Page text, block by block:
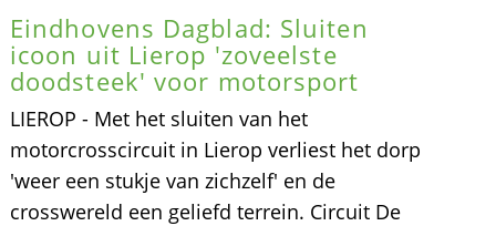
Eindhovens Dagblad: Sluiten
icoon uit Lierop 'zoveelste
doodsteek' voor motorsport
LIEROP - Met het sluiten van het
motorcrosscircuit in Lierop verliest het dorp
'weer een stukje van zichzelf' en de
crosswereld een geliefd terrein. Circuit De